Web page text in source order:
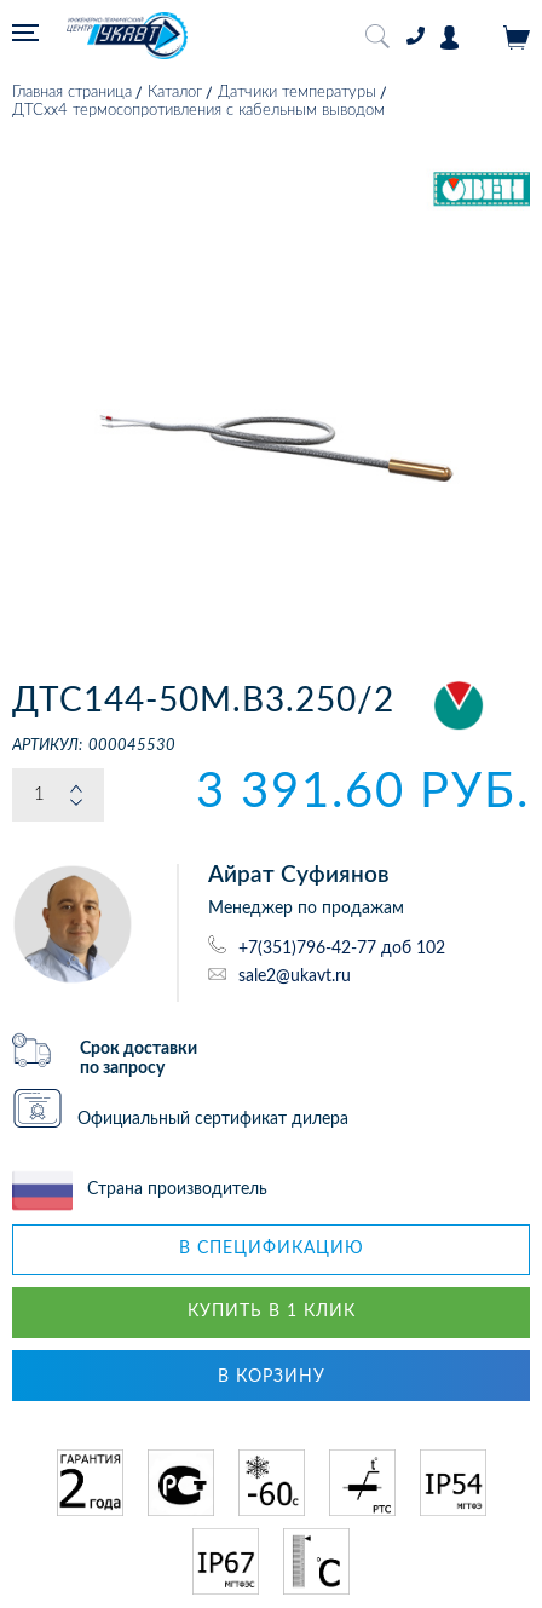
Главная страница Каталог
Датчики температуры
ДТСхх4 термосопротивления с кабельным выводом
ДТС144-50М.В3.250/2
АРТИКУЛ: 000045530
3 391.60 РУБ.
Айрат Суфиянов
Менеджер по продажам
+7(351)796-42-77 доб 102
sale2@ukavt.ru
Срок доставки
по запросу
Официальный сертификат дилера
Страна производитель
В СПЕЦИФИКАЦИЮ
КУПИТЬ В 1 КЛИК
В КОРЗИНУ